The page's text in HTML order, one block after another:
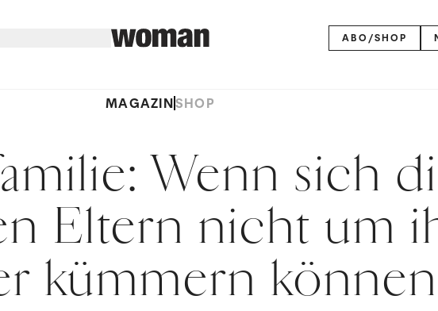
ABO/SHOP
MAGAZINSHOP
Wenn sich
Eltern nicht um
kümmern können